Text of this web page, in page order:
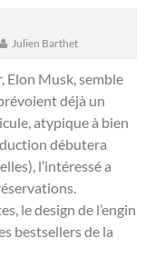
Julien Barthet
Elon Musk, semble
déjà un
atypique à bien
débutera
l’intéressé a
le design de l’engin
bestsellers de la